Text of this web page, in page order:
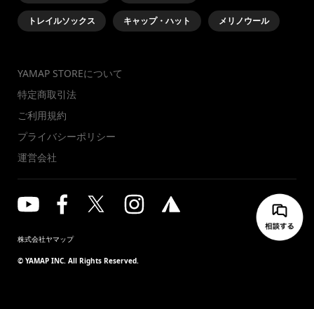
トレイルソックス キャップ・ハット メリノウール
YAMAP STOREについて
特定商取引法
ご利用規約
プライバシーポリシー
運営会社
株式会社ヤマップ
© YAMAP INC. All Rights Reserved.